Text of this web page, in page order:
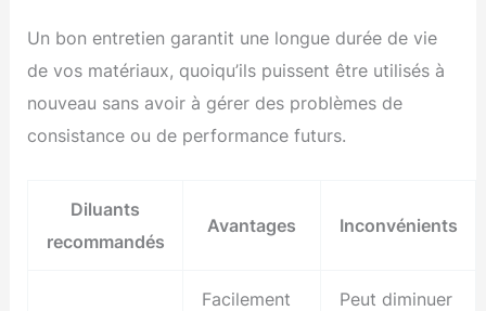
Un bon entretien garantit une longue durée de vie
de vos matériaux, quoiqu’ils puissent être utilisés à
nouveau sans avoir à gérer des problèmes de
consistance ou de performance futurs.
Diluants
recommandés
Avantages Inconvénients
Facilement
Peut diminuer